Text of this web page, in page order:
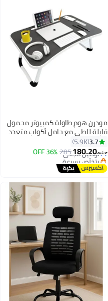
مودرن هوم طاولة كمبيوتر محمول
قابلة للطي مع حامل أكواب متعدد
40.5 x 60 x 5.5سم
3.7
5.9K
جنيه180.20
285
36% OFF توصيل مجاني
بتخلّص بسرعة
توصيل مجاني